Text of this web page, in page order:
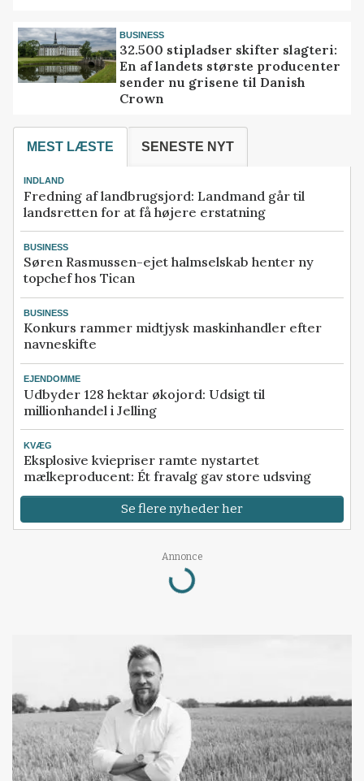
BUSINESS
32.500 stipladser skifter slagteri:
En af landets største producenter
sender nu grisene til Danish
Crown
MEST LÆSTE SENESTE NYT
INDLAND
Fredning af landbrugsjord: Landmand går til
landsretten for at få højere erstatning
BUSINESS
Søren Rasmussen-ejet halmselskab henter ny
topchef hos Tican
BUSINESS
Konkurs rammer midtjysk maskinhandler efter
navneskifte
EJENDOMME
Udbyder 128 hektar økojord: Udsigt til
millionhandel i Jelling
KVÆG
Eksplosive kviepriser ramte nystartet
mælkeproducent: Ét fravalg gav store udsving
Se flere nyheder her
Annonce
Loading...